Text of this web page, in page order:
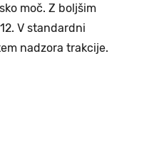
moč. Z boljšim
V standardni
nadzora trakcije.